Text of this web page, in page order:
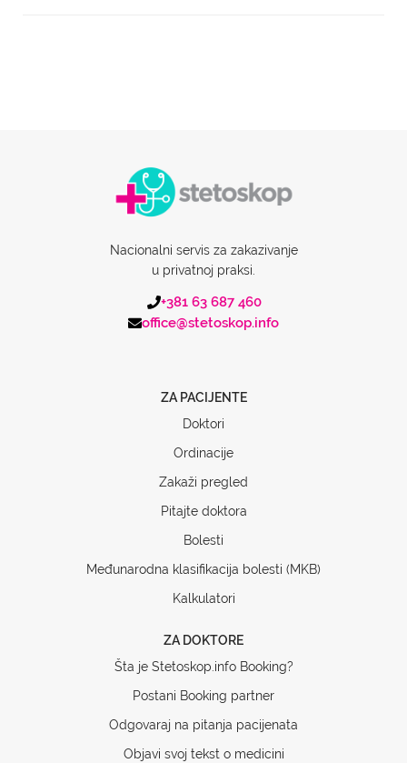
Nacionalni servis za zakazivanje
u privatnoj praksi.
+381 63 687 460
office@stetoskop.info
ZA PACIJENTE
Doktori
Ordinacije
Zakaži pregled
Pitajte doktora
Bolesti
Međunarodna klasifikacija bolesti (MKB)
Kalkulatori
ZA DOKTORE
Šta je Stetoskop.info Booking?
Postani Booking partner
Odgovaraj na pitanja pacijenata
Objavi svoj tekst o medicini